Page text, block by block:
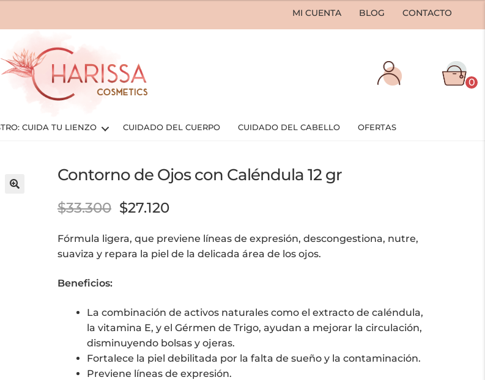
MI CUENTA BLOG CONTACTO
0
CUIDA TU LIENZO CUIDADO DEL CUERPO CUIDADO DEL CABELLO OFERTAS
Contorno de Ojos con Caléndula 12 gr
$33.300 $27.120
Fórmula ligera, que previene líneas de expresión, descongestiona, nutre,
suaviza y repara la piel de la delicada área de los ojos.
Beneficios:
La combinación de activos naturales como el extracto de caléndula,
la vitamina E, y el Gérmen de Trigo, ayudan a mejorar la circulación,
disminuyendo bolsas y ojeras.
Fortalece la piel debilitada por la falta de sueño y la contaminación.
Previene líneas de expresión.